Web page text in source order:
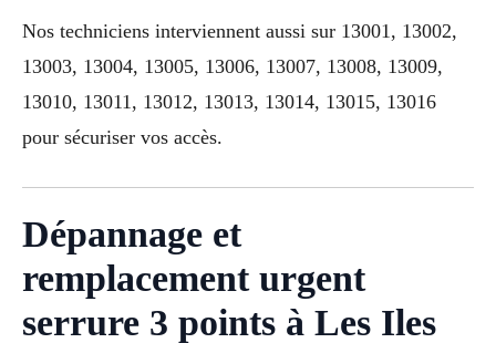
Nos techniciens interviennent aussi sur 13001, 13002,
13003, 13004, 13005, 13006, 13007, 13008, 13009,
13010, 13011, 13012, 13013, 13014, 13015, 13016
pour sécuriser vos accès.
Dépannage et
remplacement urgent
serrure 3 points à Les Iles